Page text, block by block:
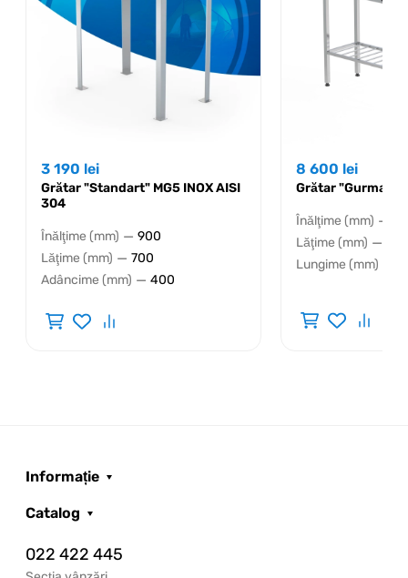
3 190 lei
Grătar "Standart" MG5 INOX AISI
304
Înălţime (mm) — 900
Lăţime (mm) — 700
Adâncime (mm) — 400
8 600 lei
Grătar "Gurmand"
Înălţime (mm) —
Lăţime (mm) —
Lungime (mm)
Informație
Catalog
022 422 445